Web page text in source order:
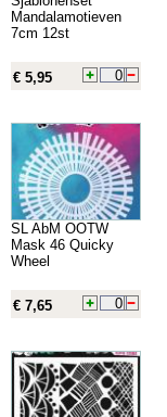
Mandalamotieven
7cm 12st
€ 5,95
SL AbM OOTW
Mask 46 Quicky
Wheel
€ 7,65